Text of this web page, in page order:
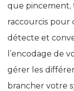
que pincement,
raccourcis pour
détecte et
l’encodage de
gérer les
brancher votre